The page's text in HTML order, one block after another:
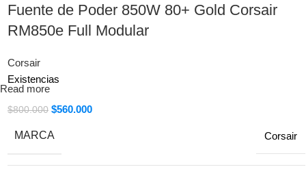
Disponibilidad de monitores originales con garantía de fábrica.
Tenemos monitores Asus, Acer, LG, Samsung, toda una selección de
Compra aquí tu monitor gamer a crédito con tu cupo Addi
Read more
Fuente de Poder 850W 80+ Gold Corsair
RM850e Full Modular
Corsair
Existencias
$800.000 $560.000
MARCA Corsair